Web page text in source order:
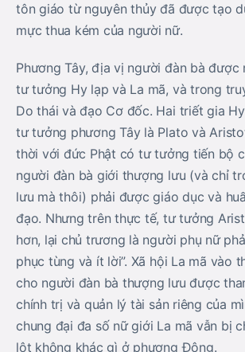
tôn giáo từ nguyên thủy đã được tạo
mực thua kém của người nữ.
Phương Tây, địa vị người đàn bà được
tư tưởng Hy lạp và La mã, và trong
Do thái và đạo Cơ đốc. Hai triết gia
tư tưởng phương Tây là Plato và
thời với đức Phật có tư tưởng tiến bộ
người đàn bà giới thượng lưu (và chỉ
lưu mà thôi) phải được giáo dục và
đạo. Nhưng trên thực tế, tư tưởng
hơn, lại chủ trương là người phụ nữ
phục tùng và ít lời”. Xã hội La mã vào
cho người đàn bà thượng lưu được
chính trị và quản lý tài sản riêng của
chung đại đa số nữ giới La mã vẫn bị
lột không khác gì ở phương Ðông.